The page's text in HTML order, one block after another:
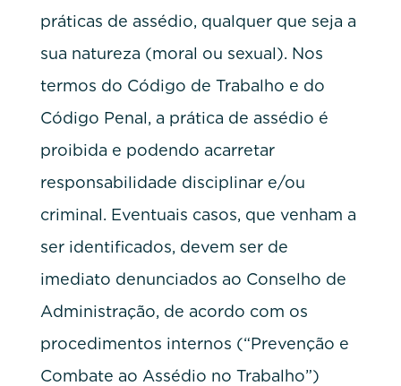
práticas de assédio, qualquer que seja a
sua natureza (moral ou sexual). Nos
termos do Código de Trabalho e do
Código Penal, a prática de assédio é
proibida e podendo acarretar
responsabilidade disciplinar e/ou
criminal. Eventuais casos, que venham a
ser identificados, devem ser de
imediato denunciados ao Conselho de
Administração, de acordo com os
procedimentos internos (“Prevenção e
Combate ao Assédio no Trabalho”)